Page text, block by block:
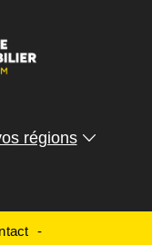
régions